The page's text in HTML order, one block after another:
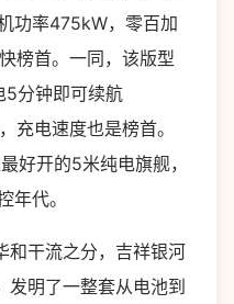
功率475kW，零百加
榜首。一同，该版型
分钟即可续航
充电速度也是榜首。
好开的5米纯电旗舰，
年代。
和干流之分，吉祥银河
发明了一整套从电池到